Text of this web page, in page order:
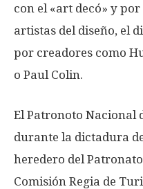
con el «art decó» y
artistas del diseño, el
por creadores como
o Paul Colin.
El Patronoto Nacional
durante la dictadura
heredero del
Comisión Regia de